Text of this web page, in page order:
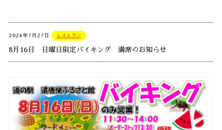
2026年7月27日 レストラン
8月16日 日曜日限定バイキング 満席のお知らせ